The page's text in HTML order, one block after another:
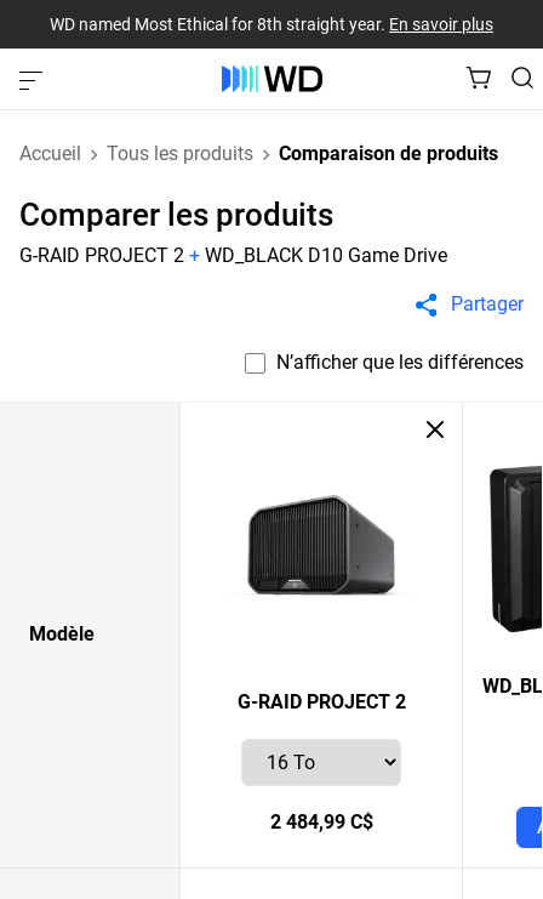
WD named Most Ethical for 8th straight year. En savoir plus
Accueil Tous les produits Comparaison de produits
Comparer les produits
G-RAID PROJECT 2 + WD_BLACK D10 Game Drive
Partager
N’afficher que les différences
Modèle
G-RAID PROJECT 2
2 484,99 C$